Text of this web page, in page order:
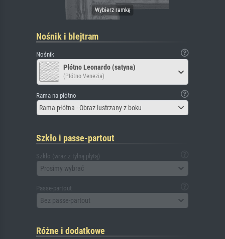
Nośnik i blejtram
Nośnik
Płótno Leonardo (satyna)
(Płótno Venezia)
Rama na płótno
Rama płótna - Obraz lustrzany z boku
Szkło i passe-partout
Szkło (wraz z tylną płytą)
Prosimy wybrać
Passe-partout
Bez passe-partout
Różne i dodatkowe